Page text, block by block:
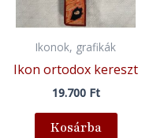
Ikonok, grafikák
Ikon ortodox kereszt
19.700 Ft
Kosárba